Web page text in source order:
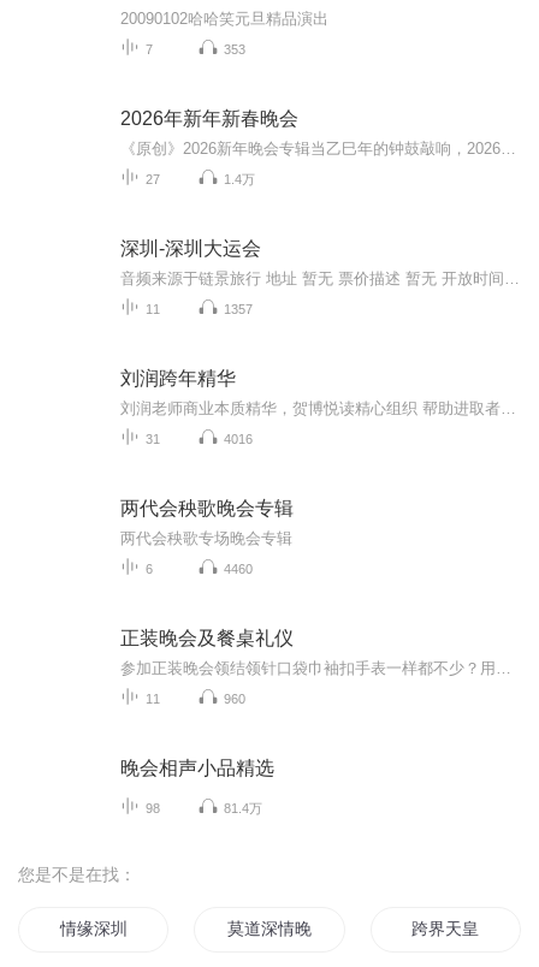
20090102哈哈笑元旦精品演出
7 353
2026年新年新春晚会
27 1.4万
深圳-深圳大运会
11 1357
刘润跨年精华
31 4016
两代会秧歌晚会专辑
两代会秧歌专场晚会专辑
6 4460
正装晚会及餐桌礼仪
11 960
晚会相声小品精选
98 81.4万
您是不是在找：
情缘深圳 莫道深情晚 跨界天皇